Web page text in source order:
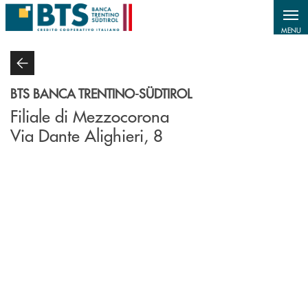
Salta al contenuto principale
MENU
BTS BANCA TRENTINO-SÜDTIROL
Filiale di Mezzocorona
Via Dante Alighieri, 8